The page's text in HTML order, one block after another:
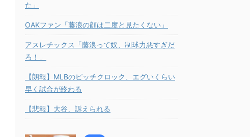
た」
OAKファン「藤浪の顔は二度と見たくない」
アスレチックス「藤浪って奴、制球力悪すぎだ
ろ！」
【朗報】MLBのピッチクロック、エグいくらい
早く試合が終わる
【悲報】大谷、訴えられる